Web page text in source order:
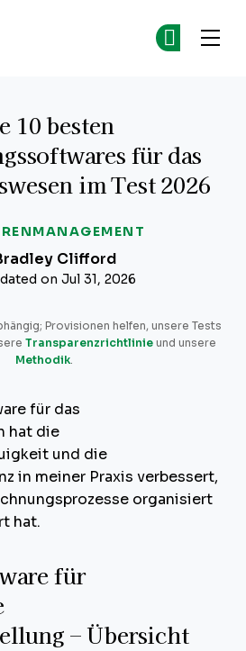
10 besten
für das
im Test 2026
Clifford
on Jul 31, 2026
Provisionen helfen, unsere Tests
Transparenzrichtlinieund unsere
Methodik.
für das
hat die
und die
in meiner Praxis verbessert,
organisiert
hat.
für
– Übersicht